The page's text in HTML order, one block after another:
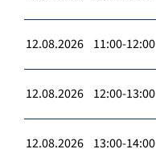
12.08.2026 11:00-12:00
12.08.2026 12:00-13:00
12.08.2026 13:00-14:00